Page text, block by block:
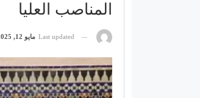
المناصب العليا
Last updated مايو 12, 2025